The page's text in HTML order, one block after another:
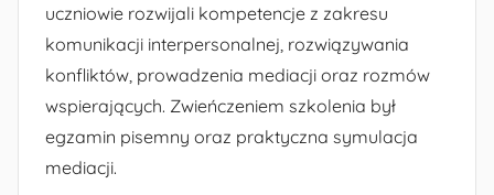
uczniowie rozwijali kompetencje z zakresu
komunikacji interpersonalnej, rozwiązywania
konfliktów, prowadzenia mediacji oraz rozmów
wspierających. Zwieńczeniem szkolenia był
egzamin pisemny oraz praktyczna symulacja
mediacji.